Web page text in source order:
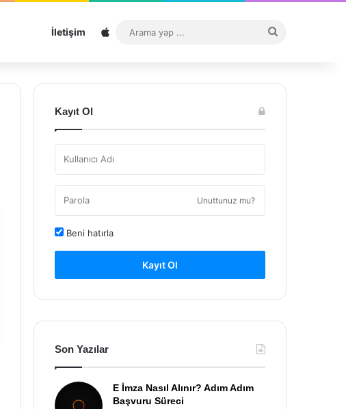
İletişim Sitemap
...
Kayıt Ol
Unuttunuz mu?
Beni hatırla
Kayıt Ol
Son Yazılar
E İmza Nasıl Alınır? Adım Adım
Başvuru Süreci